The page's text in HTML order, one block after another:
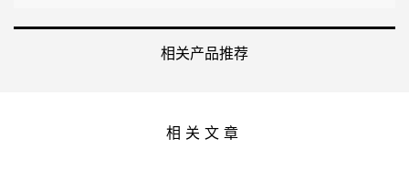
相关产品推荐
相关文章